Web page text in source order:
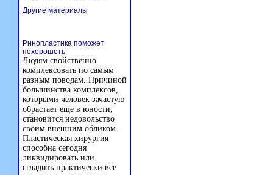
Другие материалы
Ринопластика поможет
похорошеть
Людям свойственно
комплексовать по самым
разным поводам. Причиной
большинства комплексов,
которыми человек зачастую
обрастает еще в юности,
становится недовольство
своим внешним обликом.
Пластическая хирургия
способна сегодня
ликвидировать или
сгладить практически все